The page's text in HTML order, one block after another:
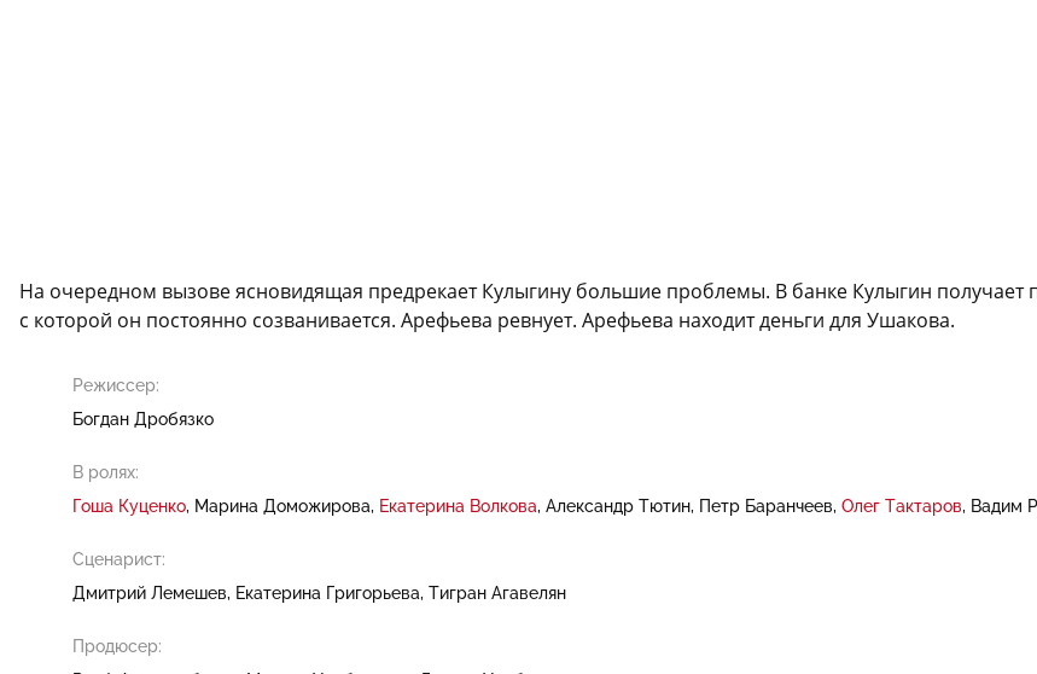
На очередном вызове ясновидящая предрекает Кулыгину большие проблемы. В банке Кулыгин получает
с которой он постоянно созванивается. Арефьева ревнует. Арефьева находит деньги для Ушакова.
Режиссер:
Богдан Дробязко
В ролях:
Гоша Куценко Марина Доможирова Екатерина Волкова Александр Тютин Петр Баранчеев Олег Тактаров Вадим
Сценарист:
Дмитрий Лемешев
Екатерина Григорьева Тигран Агавелян
Продюсер: